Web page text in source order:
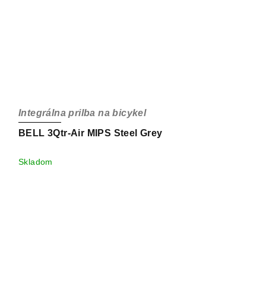
BELL 3Qtr-Air MIPS Steel Grey
Integrálna prilba na bicykel
Skladom